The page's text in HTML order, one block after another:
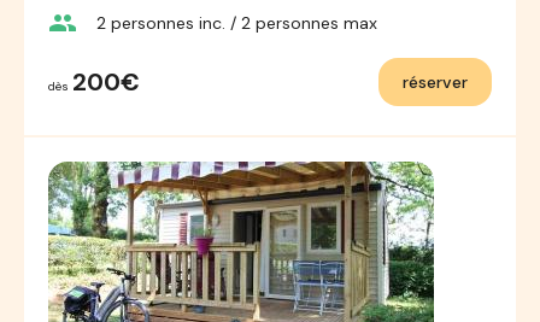
group 2 personnes inc. / 2 personnes max
dès 200€ réserver